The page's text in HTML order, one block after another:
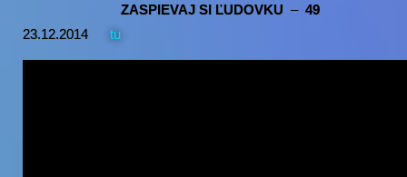
ZASPIEVAJ SI ĽUDOVKU –49
23.12.2014 tu